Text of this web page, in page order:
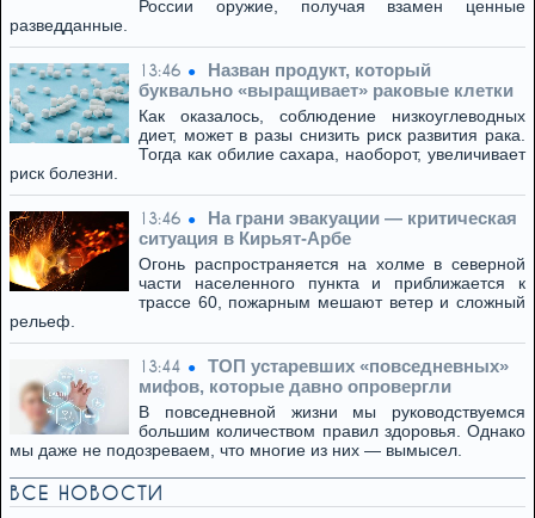
России оружие, получая взамен ценные
разведданные.
13:46
Назван продукт, который
буквально «выращивает» раковые клетки
Как оказалось, соблюдение низкоуглеводных
диет, может в разы снизить риск развития рака.
Тогда как обилие сахара, наоборот, увеличивает
риск болезни.
13:46
На грани эвакуации — критическая
ситуация в Кирьят-Арбе
Огонь распространяется на холме в северной
части населенного пункта и приближается к
трассе 60, пожарным мешают ветер и сложный
рельеф.
13:44
ТОП устаревших «повседневных»
мифов, которые давно опровергли
В повседневной жизни мы руководствуемся
большим количеством правил здоровья. Однако
мы даже не подозреваем, что многие из них — вымысел.
ВСЕ НОВОСТИ